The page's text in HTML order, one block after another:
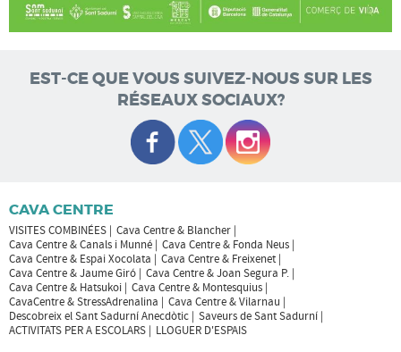
EST-CE QUE VOUS SUIVEZ-NOUS SUR LES
RÉSEAUX SOCIAUX?
CAVA CENTRE
VISITES COMBINÉES
Cava Centre & Blancher
Cava Centre & Canals i Munné
Cava Centre & Fonda Neus
Cava Centre & Espai Xocolata
Cava Centre & Freixenet
Cava Centre & Jaume Giró
Cava Centre & Joan Segura P.
Cava Centre & Hatsukoi
Cava Centre & Montesquius
CavaCentre & StressAdrenalina
Cava Centre & Vilarnau
Descobreix el Sant Sadurní Anecdòtic
Saveurs de Sant Sadurní
ACTIVITATS PER A ESCOLARS
LLOGUER D'ESPAIS